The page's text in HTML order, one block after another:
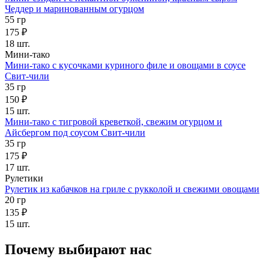
Чеддер и маринованным огурцом
55 гр
175 ₽
18 шт.
Мини-тако
Мини-тако с кусочками куриного филе и овощами в соусе
Свит-чили
35 гр
150 ₽
15 шт.
Мини-тако с тигровой креветкой, свежим огурцом и
Айсбергом под соусом Свит-чили
35 гр
175 ₽
17 шт.
Рулетики
Рулетик из кабачков на гриле с рукколой и свежими овощами
20 гр
135 ₽
15 шт.
Почему выбирают нас